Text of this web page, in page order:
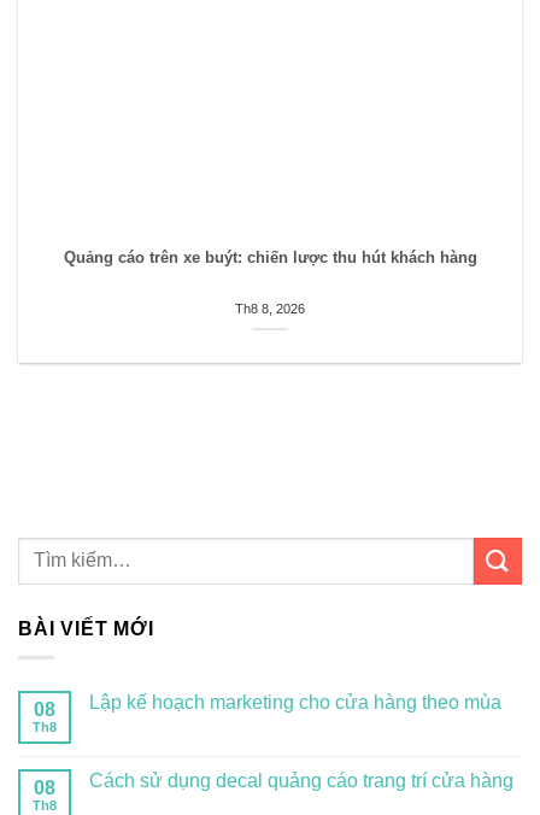
Quảng cáo trên xe buýt: chiến lược thu hút khách hàng
Th8 8, 2026
BÀI VIẾT MỚI
08
Th8
Lập kế hoạch marketing cho cửa hàng theo mùa
08
Th8
Cách sử dụng decal quảng cáo trang trí cửa hàng